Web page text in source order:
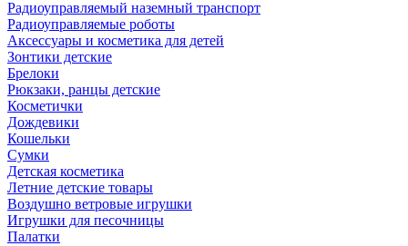
Радиоуправляемый наземный транспорт
Радиоуправляемые роботы
Аксессуары и косметика для детей
Зонтики детские
Брелоки
Рюкзаки, ранцы детские
Косметички
Дождевики
Кошельки
Сумки
Детская косметика
Летние детские товары
Воздушно ветровые игрушки
Игрушки для песочницы
Палатки